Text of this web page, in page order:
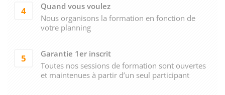
4
Quand vous voulez
Nous organisons la formation en fonction de
votre planning
5
Garantie 1er inscrit
Toutes nos sessions de formation sont ouvertes
et maintenues à partir d’un seul participant